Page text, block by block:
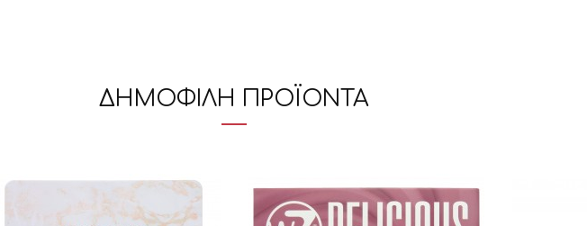
ΔΗΜΟΦΙΛΗ ΠΡΟΪΟΝΤΑ